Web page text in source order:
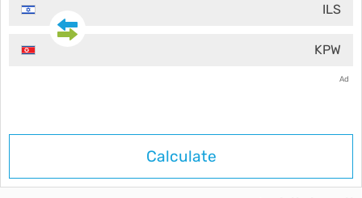
ILS
KPW
Ad
Calculate